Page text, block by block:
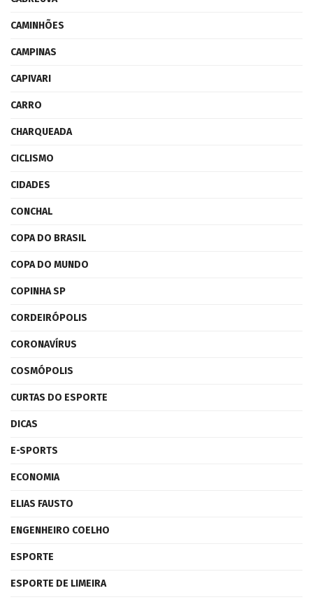
CAMINHÕES
CAMPINAS
CAPIVARI
CARRO
CHARQUEADA
CICLISMO
CIDADES
CONCHAL
COPA DO BRASIL
COPA DO MUNDO
COPINHA SP
CORDEIRÓPOLIS
CORONAVÍRUS
COSMÓPOLIS
CURTAS DO ESPORTE
DICAS
E-SPORTS
ECONOMIA
ELIAS FAUSTO
ENGENHEIRO COELHO
ESPORTE
ESPORTE DE LIMEIRA